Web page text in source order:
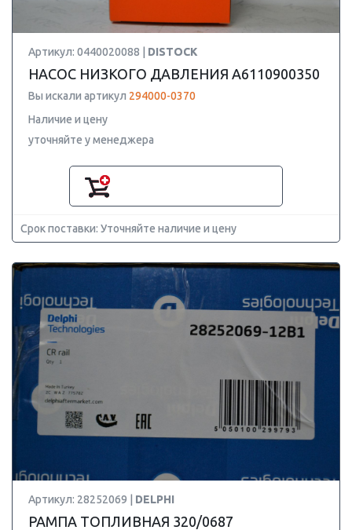
Артикул: 0440020088 | DISTOCK
НАСОС НИЗКОГО ДАВЛЕНИЯ A6110900350
Вы искали артикул 294000-0370
Наличие и цену
уточняйте у менеджера
Срок поставки: Уточняйте наличие и цену
Артикул: 28252069 | DELPHI
РАМПА ТОПЛИВНАЯ 320/0687